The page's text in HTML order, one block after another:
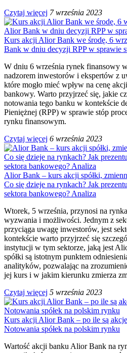
Czytaj więcej 7 września 2023
Kurs akcji Alior Bank we środę, 6
Bank w dniu decyzji RPP w sprawie
W dniu 6 września rynek finansowy
nadzorem inwestorów i ekspertów z
które mogło mieć wpływ na cenę
bankowy. Warto przyjrzeć się, jakie
notowania tego banku w kontekście
Pieniężnej (RPP) w sprawie stóp
rynku finansowym.
Czytaj więcej 6 września 2023
Alior Bank – kurs akcji spółki,
Co się dzieje na rynkach? Jak
sektora bankowego? Analiza
Wtorek, 5 września, przynosi na
wyzwania i możliwości. Jednym z
przyciąga uwagę inwestorów, jest
kontekście warto przyjrzeć się
instytucji w tym sektorze, jaką jest
spółki są istotnym punktem
analityków, pozwalając na
jej kurs i w jakim kierunku zmierza
Czytaj więcej 5 września 2023
Kurs akcji Alior Bank – po ile są
Notowania spółek na polskim rynku
Wartość akcji banku Alior Bank na